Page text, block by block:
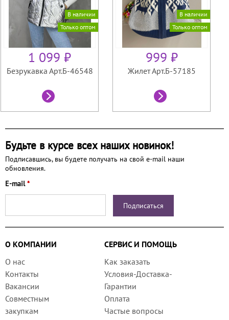
В наличии
Только оптом
1 099 ₽
Безрукавка Арт.Б-46548
В наличии
Только оптом
999 ₽
Жилет Арт.Б-57185
Будьте в курсе всех наших новинок!
Подписавшись, вы будете получать на свой e-mail наши
обновления.
E-mail*
О КОМПАНИИ
СЕРВИС И ПОМОЩЬ
О нас
Контакты
Вакансии
Совместным
закупкам
Как заказать
Условия-Доставка-
Гарантии
Оплата
Частые вопросы